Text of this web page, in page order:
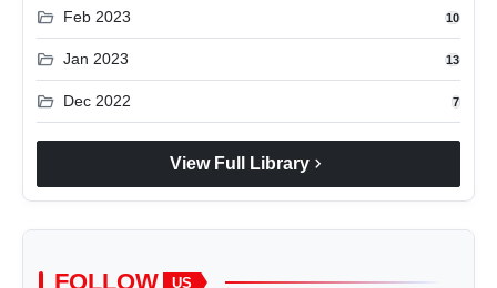
folder_open Feb 2023 10
folder_open Jan 2023 13
folder_open Dec 2022 7
View Full Library chevron_right
FOLLOW US